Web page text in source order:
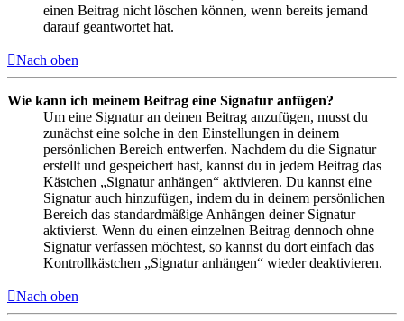
einen Beitrag nicht löschen können, wenn bereits jemand
darauf geantwortet hat.
Nach oben
Wie kann ich meinem Beitrag eine Signatur anfügen?
Um eine Signatur an deinen Beitrag anzufügen, musst du
zunächst eine solche in den Einstellungen in deinem
persönlichen Bereich entwerfen. Nachdem du die Signatur
erstellt und gespeichert hast, kannst du in jedem Beitrag das
Kästchen „Signatur anhängen“ aktivieren. Du kannst eine
Signatur auch hinzufügen, indem du in deinem persönlichen
Bereich das standardmäßige Anhängen deiner Signatur
aktivierst. Wenn du einen einzelnen Beitrag dennoch ohne
Signatur verfassen möchtest, so kannst du dort einfach das
Kontrollkästchen „Signatur anhängen“ wieder deaktivieren.
Nach oben